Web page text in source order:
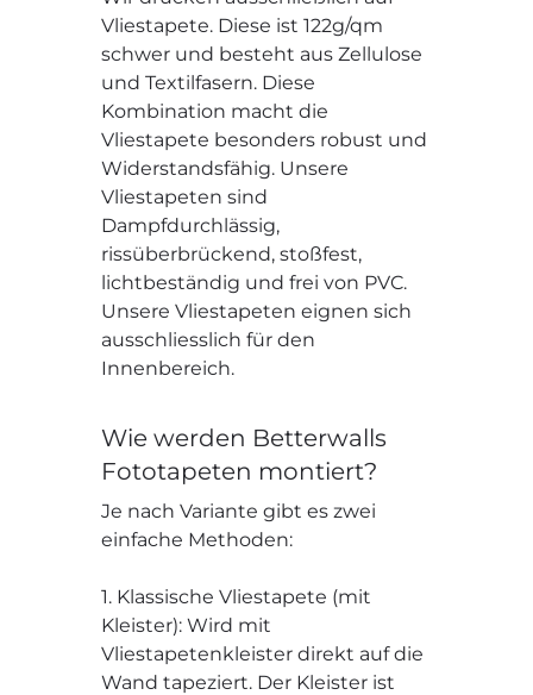
Vliestapete. Diese ist 122g/qm
schwer und besteht aus Zellulose
und Textilfasern. Diese
Kombination macht die
Vliestapete besonders robust und
Widerstandsfähig. Unsere
Vliestapeten sind
Dampfdurchlässig,
rissüberbrückend, stoßfest,
lichtbeständig und frei von PVC.
Unsere Vliestapeten eignen sich
ausschliesslich für den
Innenbereich.
Wie werden Betterwalls
Fototapeten montiert?
Je nach Variante gibt es zwei
einfache Methoden:
1. Klassische Vliestapete (mit
Kleister): Wird mit
Vliestapetenkleister direkt auf die
Wand tapeziert. Der Kleister ist